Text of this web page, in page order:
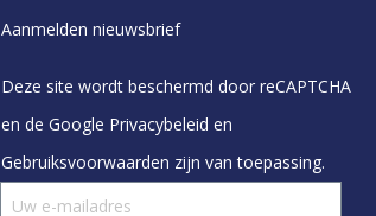
Aanmelden nieuwsbrief
Deze site wordt beschermd door reCAPTCHA
en de Google Privacybeleid en
Gebruiksvoorwaarden zijn van toepassing.